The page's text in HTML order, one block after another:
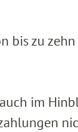
bis zu
im